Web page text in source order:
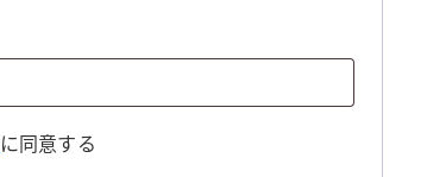
に同意する